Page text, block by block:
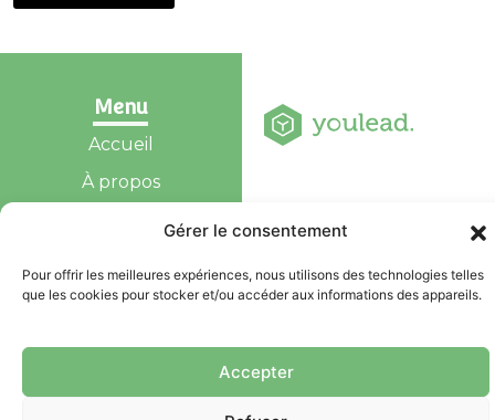
Gérer le consentement
Pour offrir les meilleures expériences, nous utilisons des technologies telles
que les cookies pour stocker et/ou accéder aux informations des appareils.
Accepter
Menu
Accueil
À propos
Galerie
AMI DOGGY
Politique de